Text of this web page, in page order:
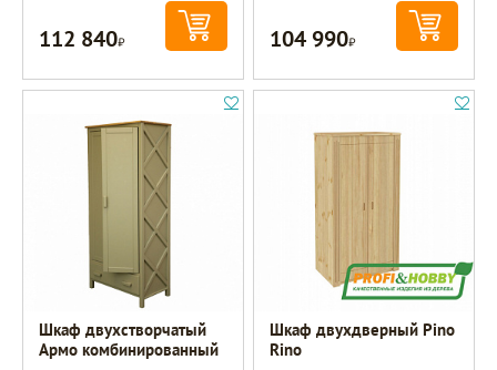
112 840Р 104 990Р
Шкаф двухстворчатый
Армо комбинированный
Шкаф двухдверный Pino
Rino